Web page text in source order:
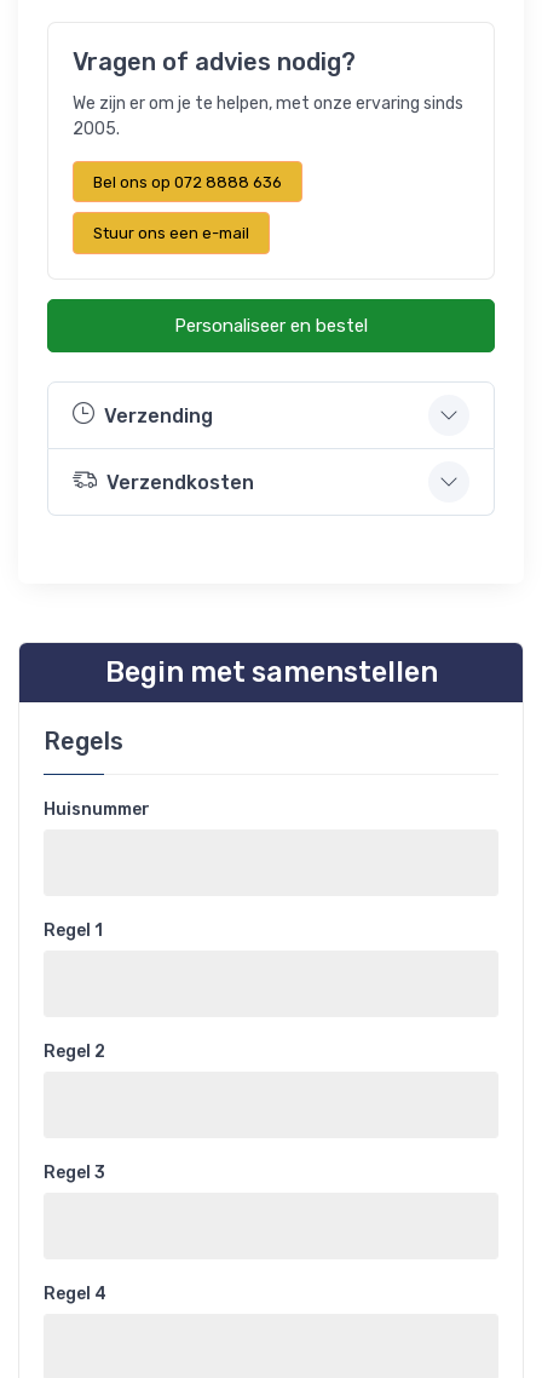
Vragen of advies nodig?
We zijn er om je te helpen, met onze ervaring sinds
2005.
Bel ons op 072 8888 636
Stuur ons een e-mail
Personaliseer en bestel
Verzending
Verzendkosten
Begin met samenstellen
Regels
Huisnummer
Regel 1
Regel 2
Regel 3
Regel 4